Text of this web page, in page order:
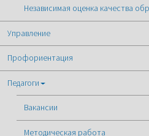
Независимая оценка качества
Управление
Профориентация
Педагоги
Вакансии
Методическая работа